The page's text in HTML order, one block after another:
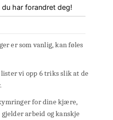
har forandret deg!
er som vanlig, kan føles
vi opp 6 triks slik at de
for dine kjære,
arbeid og kanskje